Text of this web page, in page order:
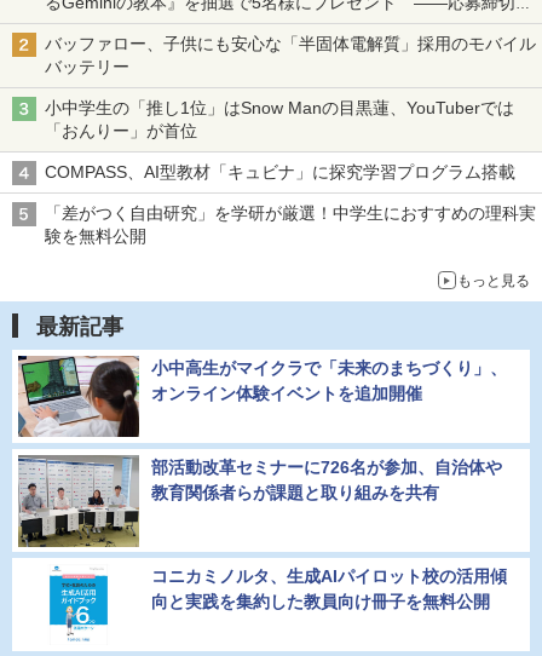
2026年8月12日（水）まで
バッファロー、子供にも安心な「半固体電解質」採用のモバイル
バッテリー
小中学生の「推し1位」はSnow Manの目黒蓮、YouTuberでは
「おんりー」が首位
COMPASS、AI型教材「キュビナ」に探究学習プログラム搭載
「差がつく自由研究」を学研が厳選！中学生におすすめの理科実
験を無料公開
もっと見る
最新記事
小中高生がマイクラで「未来のまちづくり」、
オンライン体験イベントを追加開催
部活動改革セミナーに726名が参加、自治体や
教育関係者らが課題と取り組みを共有
コニカミノルタ、生成AIパイロット校の活用傾
向と実践を集約した教員向け冊子を無料公開